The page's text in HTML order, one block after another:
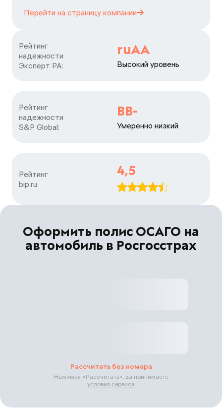
Перейти на страницу компании
Рейтинг
надежности
Эксперт РА:
ruAA
Высокий уровень
Рейтинг
надежности
S&P Global:
BB-
Умеренно низкий
Рейтинг
bip.ru
4,5
Оформить полис ОСАГО на
автомобиль в Росгосстрах
Рассчитать без номера
Нажимая «Рассчитать», вы принимаете
условия сервиса